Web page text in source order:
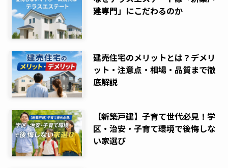
建専門」にこだわるのか
建売住宅のメリットとは？デメリ
ット・注意点・相場・品質まで徹
底解説
【新築戸建】子育て世代必見！学
区・治安・子育て環境で後悔しな
い家選び